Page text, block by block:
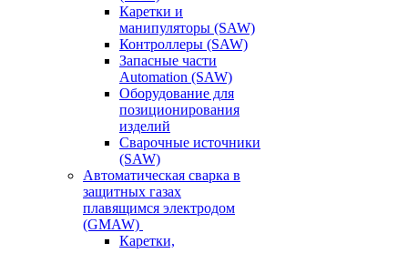
Каретки и
манипуляторы (SAW)
Контроллеры (SAW)
Запасные части
Automation (SAW)
Оборудование для
позиционирования
изделий
Сварочные источники
(SAW)
Автоматическая сварка в
защитных газах
плавящимся электродом
(GMAW)
Каретки,